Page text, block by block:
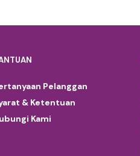
Pelanggan
& Ketentuan
Kami